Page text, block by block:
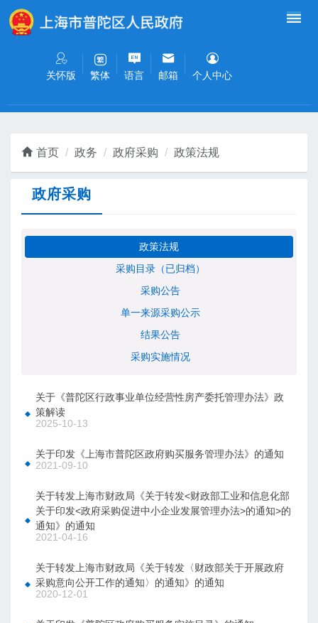
无障碍操作说明
关怀版 繁体 语言 邮箱 个人中心
首页 政务 政府采购 政策法规
政府采购
政策法规
采购目录（已归档）
采购公告
单一来源采购公示
结果公告
采购实施情况
关于《普陀区行政事业单位经营性房产委托管理办法》政
策解读
2025-10-13
关于印发《上海市普陀区政府购买服务管理办法》的通知
2021-09-10
关于转发上海市财政局《关于转发<财政部工业和信息化部
关于印发<政府采购促进中小企业发展管理办法>的通知>的
通知》的通知
2021-04-16
关于转发上海市财政局《关于转发〈财政部关于开展政府
采购意向公开工作的通知〉的通知》的通知
2020-12-01